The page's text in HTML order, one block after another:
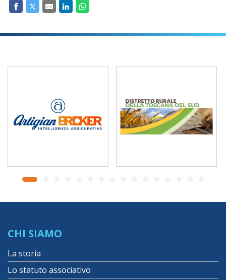
CHI SIAMO
La storia
Lo statuto associativo